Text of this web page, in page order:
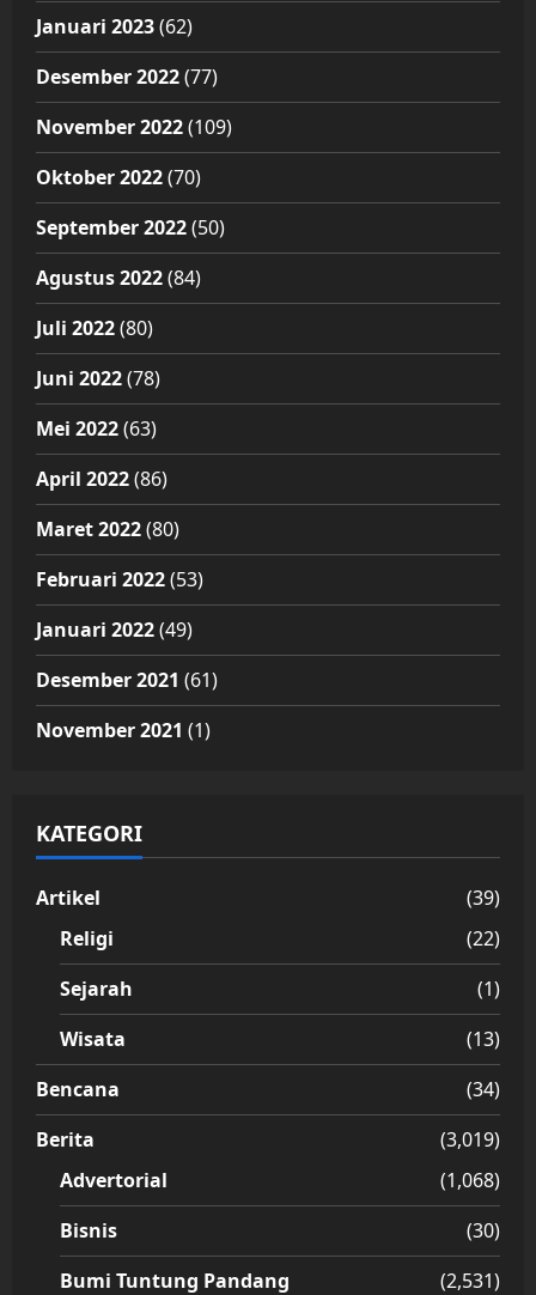
Januari 2023(62)
Desember 2022(77)
November 2022(109)
Oktober 2022(70)
September 2022(50)
Agustus 2022(84)
Juli 2022(80)
Juni 2022(78)
Mei 2022(63)
April 2022(86)
Maret 2022(80)
Februari 2022(53)
Januari 2022(49)
Desember 2021 (61)
November 2021 (1)
KATEGORI
Artikel
(39)
Religi
(22)
Sejarah
(1)
Wisata
(13)
Bencana
(34)
Berita
(3,019)
Advertorial
(1,068)
Bisnis
(30)
Bumi Tuntung Pandang
(2,531)